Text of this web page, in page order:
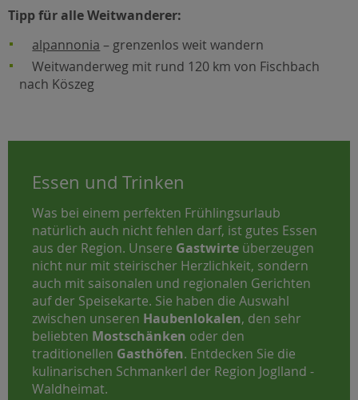
Tipp für alle Weitwanderer:
alpannonia – grenzenlos weit wandern
Weitwanderweg mit rund 120 km von Fischbach
nach Köszeg
Essen und Trinken
Was bei einem perfekten Frühlingsurlaub
natürlich auch nicht fehlen darf, ist gutes Essen
aus der Region. Unsere Gastwirte überzeugen
nicht nur mit steirischer Herzlichkeit, sondern
auch mit saisonalen und regionalen Gerichten
auf der Speisekarte. Sie haben die Auswahl
zwischen unseren Haubenlokalen, den sehr
beliebten Mostschänken oder den
traditionellen Gasthöfen. Entdecken Sie die
kulinarischen Schmankerl der Region Joglland -
Waldheimat.